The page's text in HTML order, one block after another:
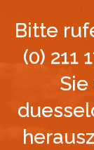
Bitte
(0) 211
Sie